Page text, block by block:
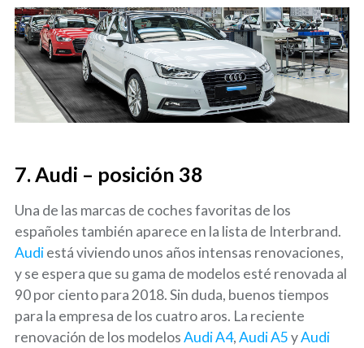
7. Audi – posición 38
Una de las marcas de coches favoritas de los
españoles también aparece en la lista de Interbrand.
Audiestá viviendo unos años intensas renovaciones,
y se espera que su gama de modelos esté renovada al
90 por ciento para 2018. Sin duda, buenos tiempos
para la empresa de los cuatro aros. La reciente
renovación de los modelosAudi A4,Audi A5yAudi